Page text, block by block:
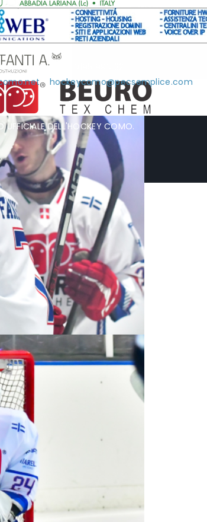
Como
- P.I. / C.F. 01951990132
-hockeycomo@pecsemplice.com
DELL'HOCKEY COMO.